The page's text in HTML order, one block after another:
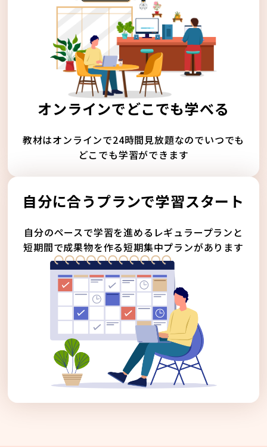
オンラインでどこでも学べる
教材はオンラインで24時間見放題なのでいつでも
どこでも学習ができます
自分に合うプランで学習スタート
自分のペースで学習を進めるレギュラープランと
短期間で成果物を作る短期集中プランがあります